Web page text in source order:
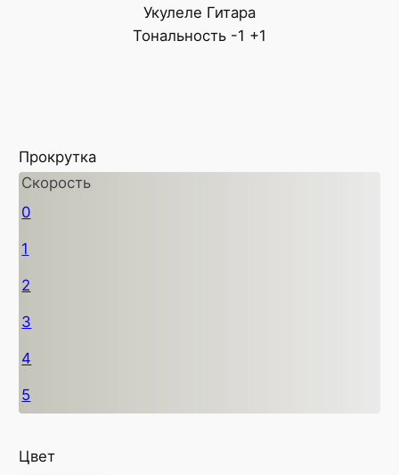
Укулеле Гитара
Тональность -1 +1
Прокрутка
Скорость
0
1
2
3
4
5
Цвет